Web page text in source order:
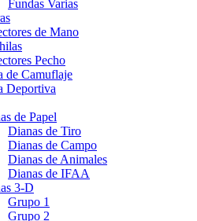
Fundas Varias
de Mano
Pecho
de Camuflaje
Deportiva
de Papel
Dianas de Tiro
Dianas de Campo
Dianas de Animales
Dianas de IFAA
3-D
Grupo 1
Grupo 2